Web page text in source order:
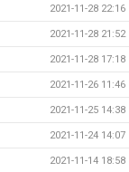
2021-11-28 22:16
2021-11-28 21:52
2021-11-28 17:18
2021-11-26 11:46
2021-11-25 14:38
2021-11-24 14:07
2021-11-14 18:58